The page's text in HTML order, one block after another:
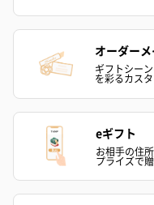
スキンケアグッズ
スキンケアグッズを同梱し
オーダー
ギフトシー
を彩るカス
eギフト
お相手の住
プライズで